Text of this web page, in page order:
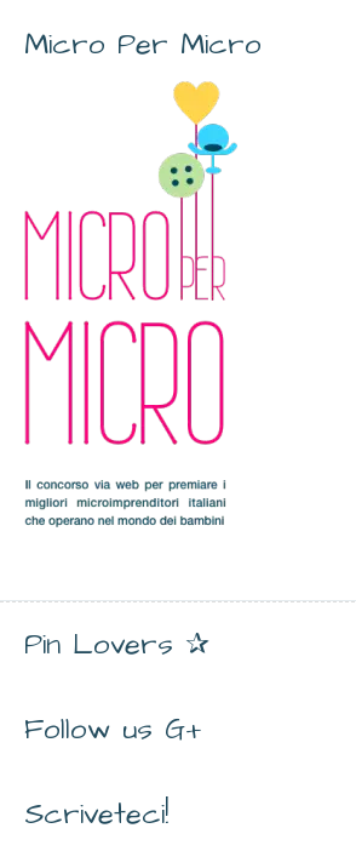
Micro Per Micro
Pin Lovers ✰
Follow us G+
Scriveteci!